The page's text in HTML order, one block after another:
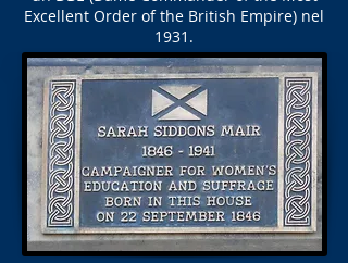
Excellent Order of the British Empire) nel
1931.